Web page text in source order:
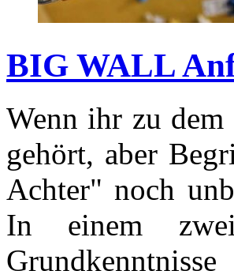
BIG WALL
Wenn ihr zu
gehört, aber
Achter" noch
In einem